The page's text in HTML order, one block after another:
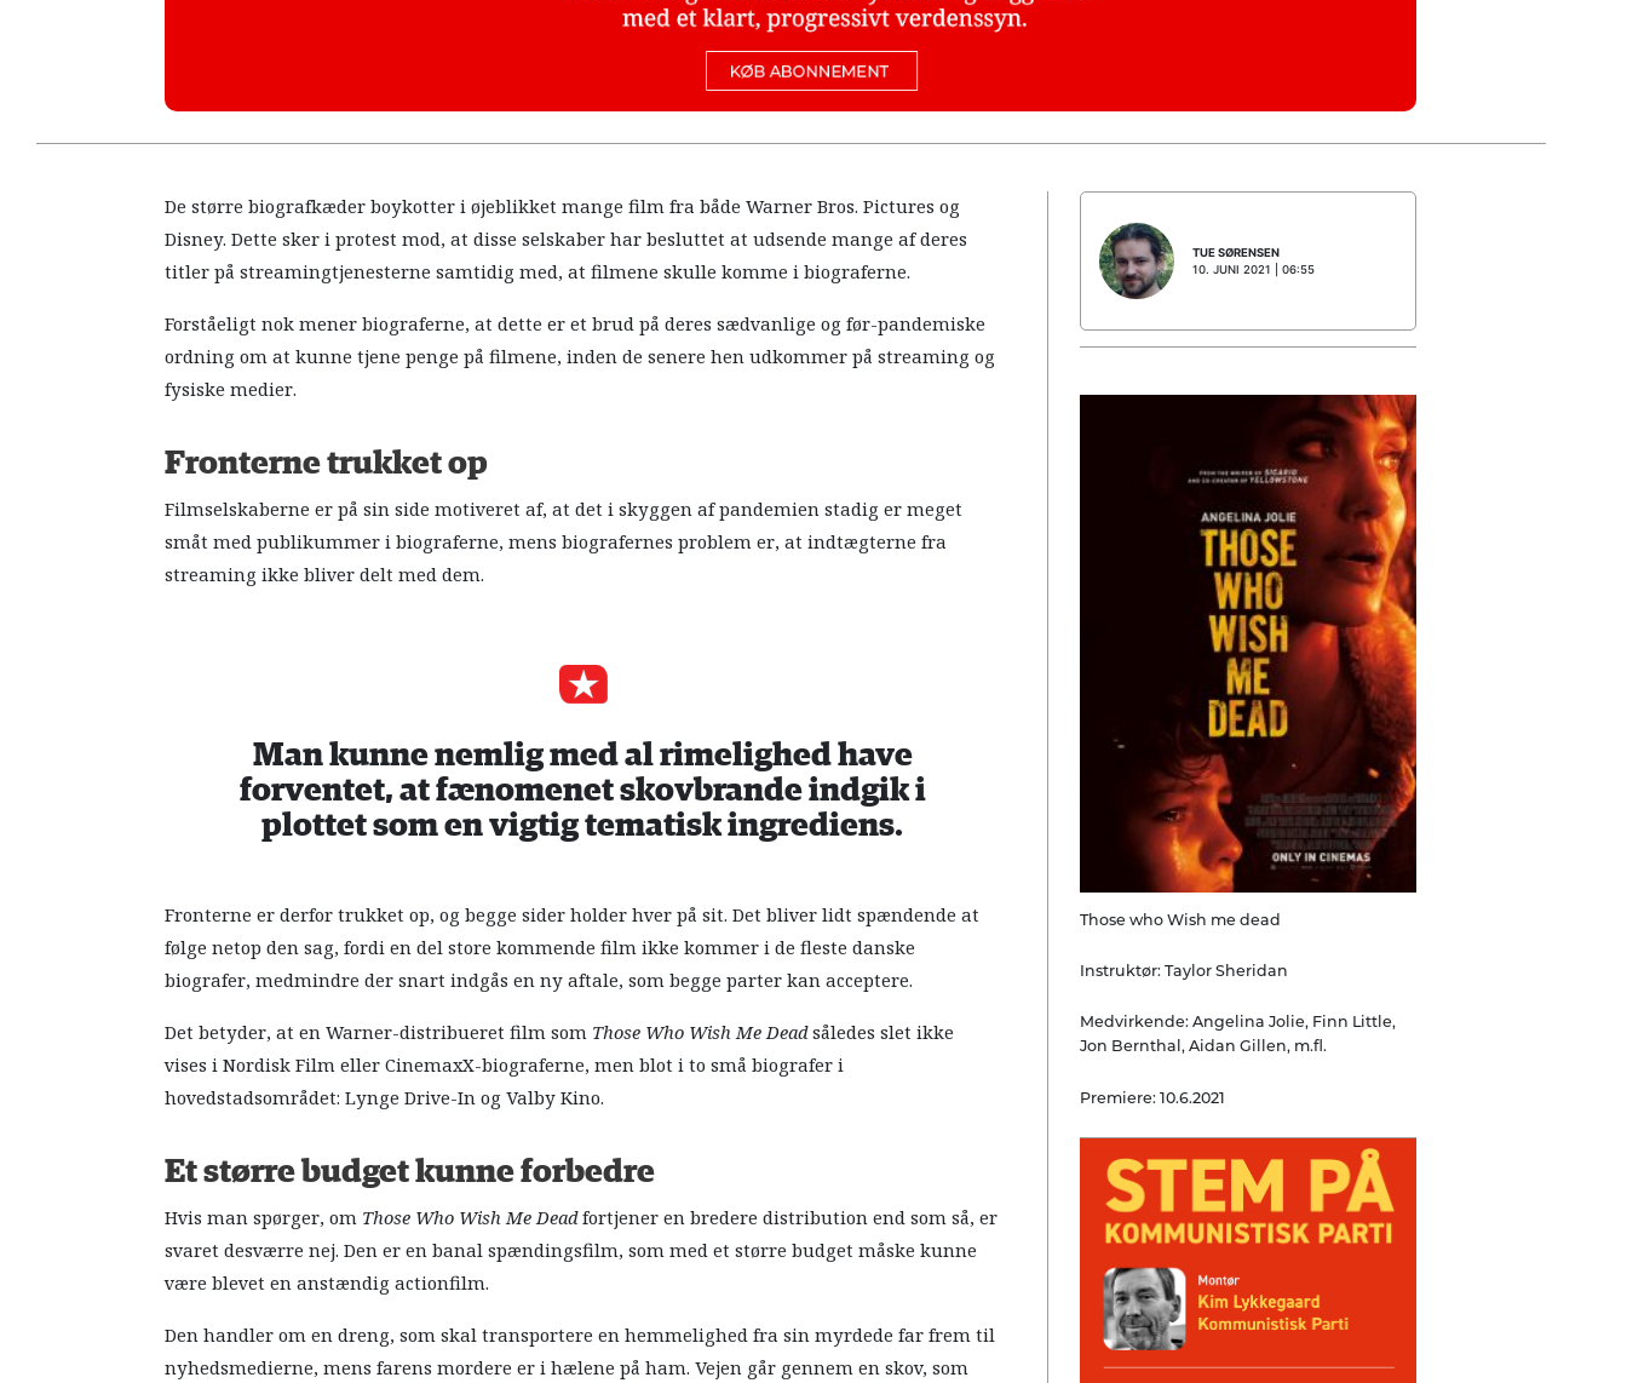
De større biografkæder boykotter i øjeblikket mange film fra både Warner Bros. Pictures og
Disney. Dette sker i protest mod, at disse selskaber har besluttet at udsende mange af deres
titler på streamingtjenesterne samtidig med, at filmene skulle komme i biograferne.
Forståeligt nok mener biograferne, at dette er et brud på deres sædvanlige og før-pandemiske
ordning om at kunne tjene penge på filmene, inden de senere hen udkommer på streaming og
fysiske medier.
Fronterne trukket op
Filmselskaberne er på sin side motiveret af, at det i skyggen af pandemien stadig er meget
småt med publikummer i biograferne, mens biografernes problem er, at indtægterne fra
streaming ikke bliver delt med dem.
Man kunne nemlig med al rimelighed have
forventet, at fænomenet skovbrande indgik i
plottet som en vigtig tematisk ingrediens.
Fronterne er derfor trukket op, og begge sider holder hver på sit. Det bliver lidt spændende at
følge netop den sag, fordi en del store kommende film ikke kommer i de fleste danske
biografer, medmindre der snart indgås en ny aftale, som begge parter kan acceptere.
Det betyder, at en Warner-distribueret film som Those Who Wish MeDeadsåledes slet ikke
vises i Nordisk Film eller CinemaxX-biograferne, men blot i to små biografer i
hovedstadsområdet: Lynge Drive-In og Valby Kino.
Et større budget kunne forbedre
Hvis man spørger, om Those Who Wish MeDeadfortjener en bredere distribution end som så, er
svaret desværre nej. Den er en banal spændingsfilm, som med et større budget måske kunne
være blevet en anstændig actionfilm.
Den handler om en dreng, som skal transportere en hemmelighed fra sin myrdede far frem til
nyhedsmedierne, mens farens mordere er i hælene på ham. Vejen går gennem en skov, som
TUE SØRENSEN
10. JUNI 2021 | 06:55
Those who Wish me dead
Instruktør: Taylor Sheridan
Medvirkende: Angelina Jolie, Finn Little,
Jon Bernthal, Aidan Gillen, m.fl.
Premiere: 10.6.2021